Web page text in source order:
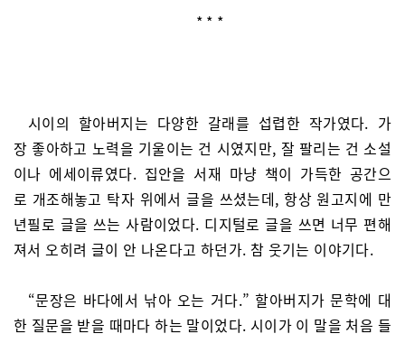
* * *
시이의 할아버지는 다양한 갈래를 섭렵한 작가였다. 가
장 좋아하고 노력을 기울이는 건 시였지만, 잘 팔리는 건 소설
이나 에세이류였다. 집안을 서재 마냥 책이 가득한 공간으
로 개조해놓고 탁자 위에서 글을 쓰셨는데, 항상 원고지에 만
년필로 글을 쓰는 사람이었다. 디지털로 글을 쓰면 너무 편해
져서 오히려 글이 안 나온다고 하던가. 참 웃기는 이야기다.
“문장은 바다에서 낚아 오는 거다.” 할아버지가 문학에 대
한 질문을 받을 때마다 하는 말이었다. 시이가 이 말을 처음 들